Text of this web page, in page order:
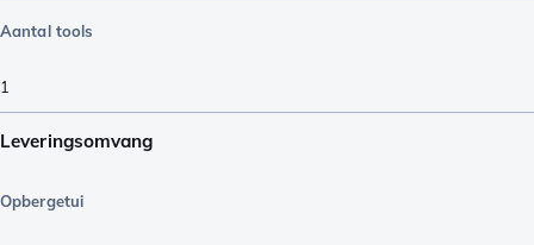
Aantal tools
1
Leveringsomvang
Opbergetui